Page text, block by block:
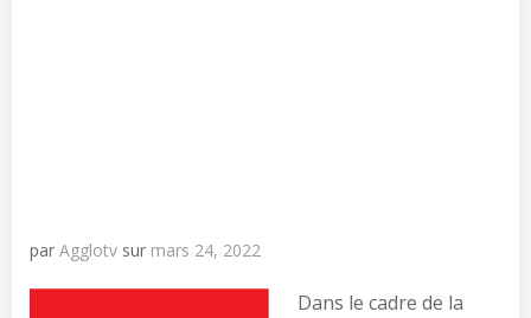
par Agglotv sur mars 24, 2022
Dans le cadre de la